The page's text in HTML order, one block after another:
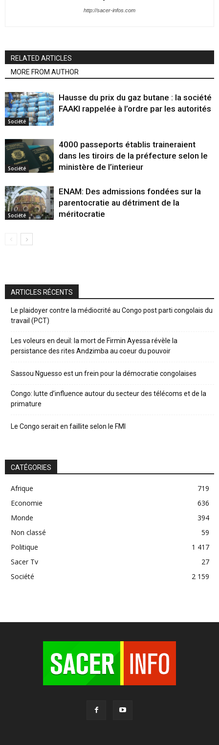
http://sacer-infos.com
RELATED ARTICLES
MORE FROM AUTHOR
Société
Hausse du prix du gaz butane : la société
FAAKI rappelée à l’ordre par les autorités
Société
4000 passeports établis traineraient
dans les tiroirs de la préfecture selon le
ministère de l’interieur
Société
ENAM: Des admissions fondées sur la
parentocratie au détriment de la
méritocratie
ARTICLES RÉCENTS
Le plaidoyer contre la médiocrité au Congo post parti congolais du
travail (PCT)
Les voleurs en deuil: la mort de Firmin Ayessa révèle la
persistance des rites Andzimba au coeur du pouvoir
Sassou Nguesso est un frein pour la démocratie congolaises
Congo: lutte d’influence autour du secteur des télécoms et de la
primature
Le Congo serait en faillite selon le FMI
CATÉGORIES
Afrique
719
Economie
636
Monde
394
Non classé
59
Politique
1 417
Sacer Tv
27
Société
2 159